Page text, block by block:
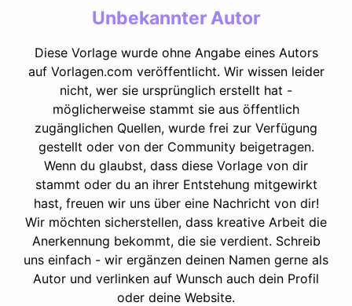
Unbekannter Autor
Diese Vorlage wurde ohne Angabe eines Autors
auf Vorlagen.com veröffentlicht. Wir wissen leider
nicht, wer sie ursprünglich erstellt hat -
möglicherweise stammt sie aus öffentlich
zugänglichen Quellen, wurde frei zur Verfügung
gestellt oder von der Community beigetragen.
Wenn du glaubst, dass diese Vorlage von dir
stammt oder du an ihrer Entstehung mitgewirkt
hast, freuen wir uns über eine Nachricht von dir!
Wir möchten sicherstellen, dass kreative Arbeit die
Anerkennung bekommt, die sie verdient. Schreib
uns einfach - wir ergänzen deinen Namen gerne als
Autor und verlinken auf Wunsch auch dein Profil
oder deine Website.